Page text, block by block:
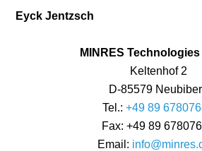
Eyck Jentzsch
MINRES Technologies
Keltenhof 2
D-85579
Tel.: +49 89
Fax: +49 89
Email: